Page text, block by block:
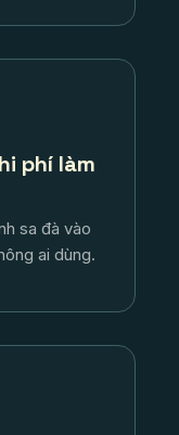
phí làm
sa đà vào
ai dùng.